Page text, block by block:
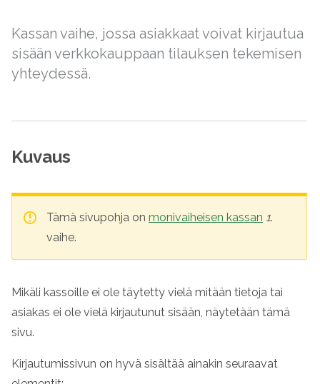
Kassan vaihe, jossa asiakkaat voivat kirjautua
sisään verkkokauppaan tilauksen tekemisen
yhteydessä.
Kuvaus
Tämä sivupohja on monivaiheisen kassan 1.
vaihe.
Mikäli kassoille ei ole täytetty vielä mitään tietoja tai
asiakas ei ole vielä kirjautunut sisään, näytetään tämä
sivu.
Kirjautumissivun on hyvä sisältää ainakin seuraavat